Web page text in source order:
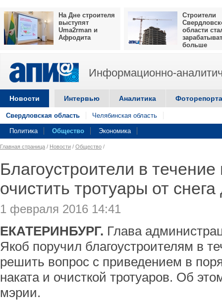
На Дне строителя
выступят
Uma2rman и
Афродита
Строители
области
больше
Информационно-
Новости Интервью Аналитика
Свердловская область Челябинская область
Политика Общество Экономика
Главная страница / Новости / Общество /
Благоустроители в
очистить тротуары от
1 февраля 2016 14:41
ЕКАТЕРИНБУРГ. Глава
Якоб поручил благоустроителям в
решить вопрос с приведением в
наката и очисткой тротуаров. Об
мэрии.